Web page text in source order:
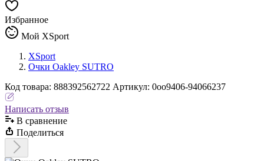
Избранное
Мой XSport
XSport
Очки Oakley SUTRO
Код товара: 888392562722 Артикул: 0oo9406-94066237
Написать отзыв
В сравнениe
Поделиться